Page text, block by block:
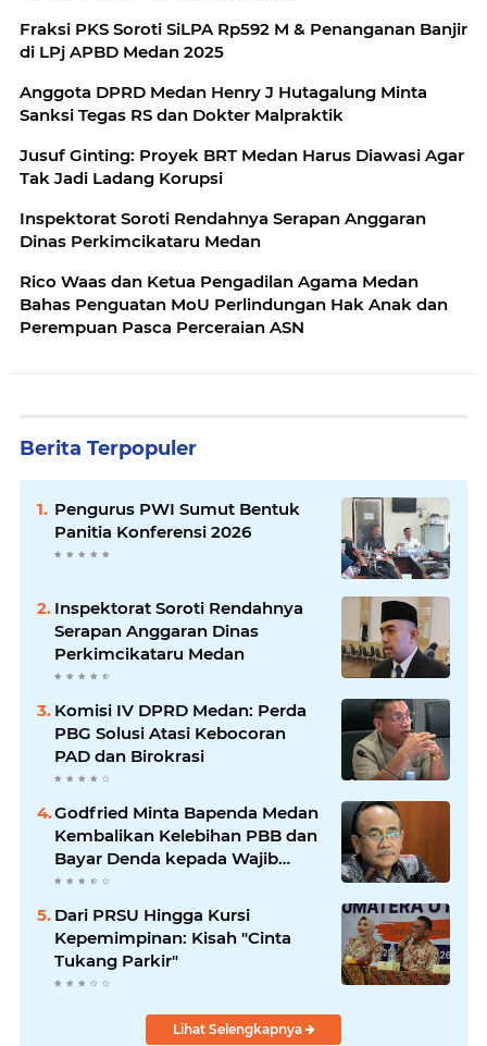
Fraksi PKS Soroti SiLPA Rp592 M & Penanganan Banjir
di LPj APBD Medan 2025
Anggota DPRD Medan Henry J Hutagalung Minta
Sanksi Tegas RS dan Dokter Malpraktik
Jusuf Ginting: Proyek BRT Medan Harus Diawasi Agar
Tak Jadi Ladang Korupsi
Inspektorat Soroti Rendahnya Serapan Anggaran
Dinas Perkimcikataru Medan
Rico Waas dan Ketua Pengadilan Agama Medan
Bahas Penguatan MoU Perlindungan Hak Anak dan
Perempuan Pasca Perceraian ASN
Berita Terpopuler
Pengurus PWI Sumut Bentuk
Panitia Konferensi 2026
Inspektorat Soroti Rendahnya
Serapan Anggaran Dinas
Perkimcikataru Medan
Komisi IV DPRD Medan: Perda
PBG Solusi Atasi Kebocoran
PAD dan Birokrasi
Godfried Minta Bapenda Medan
Kembalikan Kelebihan PBB dan
Bayar Denda kepada Wajib
Pajak
Dari PRSU Hingga Kursi
Kepemimpinan: Kisah "Cinta
Tukang Parkir"
Lihat Selengkapnya